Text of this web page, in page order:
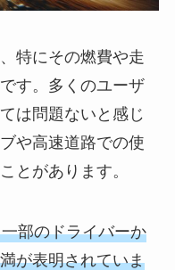
特にその燃費や走
す。多くのユーザ
は問題ないと感じ
や高速道路での使
とがあります。
部のドライバーか
が表明されていま